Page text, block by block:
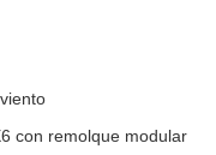
con remolque modular